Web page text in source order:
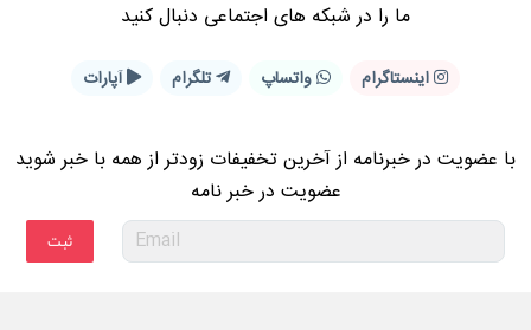
ما را در شبكه های اجتماعی دنبال کنید
اینستاگرام واتساپ تلگرام آپارات
با عضویت در خبرنامه از آخرین تخفیفات زودتر از همه با خبر شوید
عضویت در خبر نامه